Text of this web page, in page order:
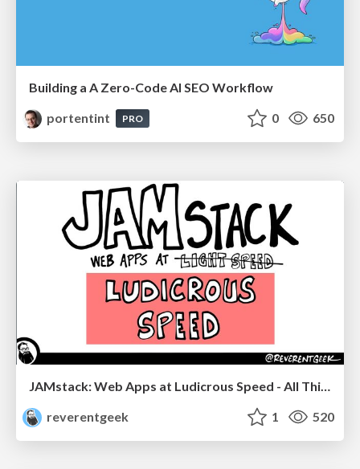
Building a A Zero-Code AI SEO Workflow
portentint
PRO 0 650
JAMstack: Web Apps at Ludicrous Speed - All Things Open 2022
reverentgeek
1 520